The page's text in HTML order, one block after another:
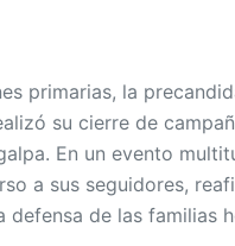
primarias, la
su cierre de
En un evento
a sus seguidores,
de las familias